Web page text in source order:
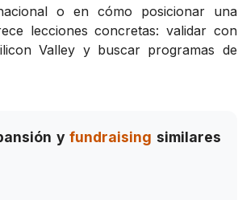
o en cómo posicionar una
lecciones concretas: validar con
Valley y buscar programas de
yfundraising similares